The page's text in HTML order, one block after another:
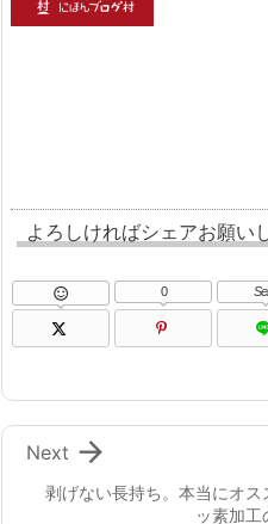
よろしければシェアお願い
 0
剥げない長持ち。本当にオス
ッ素加工

Next